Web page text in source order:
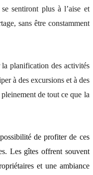
sentiront plus à l’aise et
sans être constamment
planification des activités
à des excursions et à des
de tout ce que la
de profiter de ces
Les gîtes offrent souvent
et une ambiance